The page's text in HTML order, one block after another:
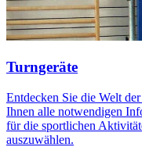
Turngeräte
Entdecken Sie die Welt
Ihnen alle notwendigen
für die sportlichen
auszuwählen.